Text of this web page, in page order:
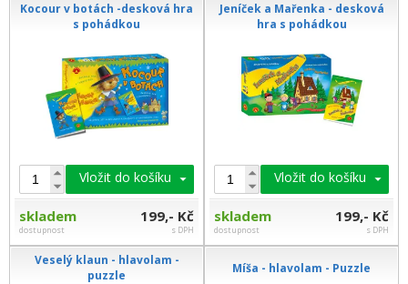
Kocour v botách -desková hra
s pohádkou
Vložit do košíku
skladem
dostupnost
199,- Kč
s DPH
Jeníček a Mařenka - desková
hra s pohádkou
Vložit do košíku
skladem
dostupnost
199,- Kč
s DPH
Veselý klaun - hlavolam -
puzzle
Míša - hlavolam - Puzzle